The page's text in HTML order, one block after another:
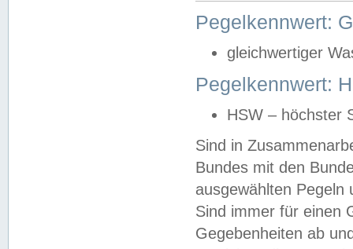
Pegelkennwert:
gleichwertiger
Pegelkennwert:
HSW – höchster
Sind in
Bundes mit den
ausgewählten
Sind immer für einen
Gegebenheiten ab